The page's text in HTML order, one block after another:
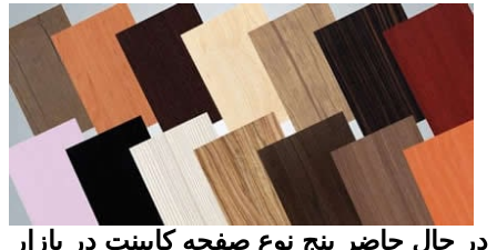
در حال حاضر پنج نوع صفحه کابینت در بازار